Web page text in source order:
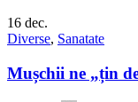
16 dec.
Diverse, Sanatate
Mușchii ne „țin